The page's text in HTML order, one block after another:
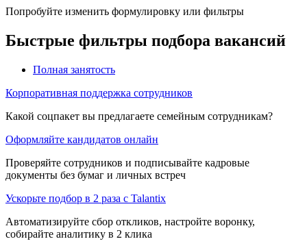
Попробуйте изменить формулировку или фильтры
Быстрые фильтры подбора вакансий
Полная занятость
Корпоративная поддержка сотрудников
Какой соцпакет вы предлагаете семейным сотрудникам?
Оформляйте кандидатов онлайн
Проверяйте сотрудников и подписывайте кадровые
документы без бумаг и личных встреч
Ускорьте подбор в 2 раза с Talantix
Автоматизируйте сбор откликов, настройте воронку,
собирайте аналитику в 2 клика